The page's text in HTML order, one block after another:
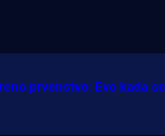
liga BiH: Pronađi
jedinstvenu
prvenstvo: Evo kada se